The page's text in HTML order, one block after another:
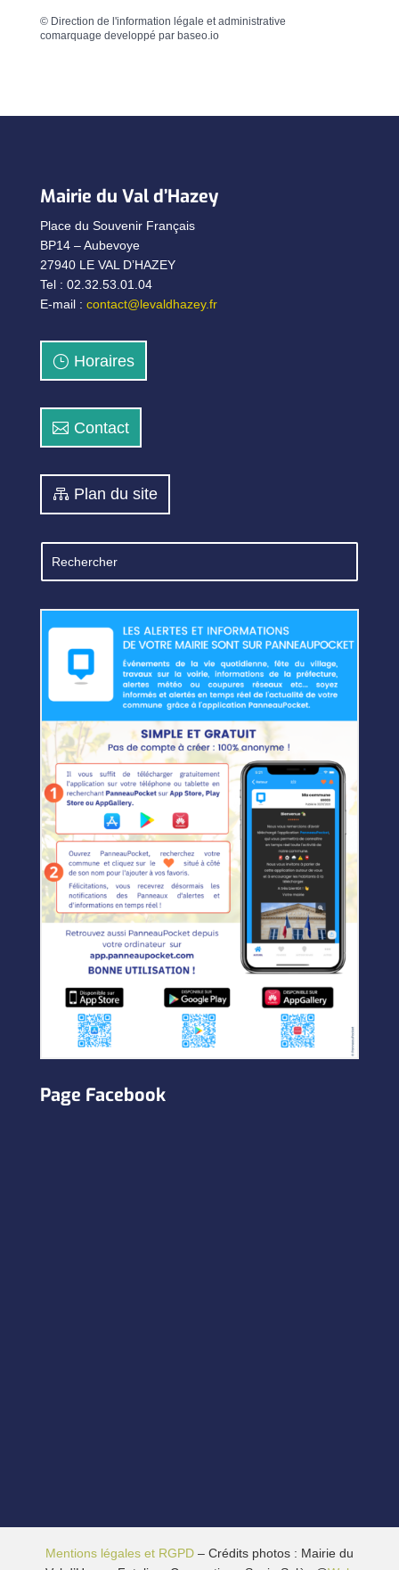
© Direction de l'information légale et administrative
comarquage developpé par baseo.io
Mairie du Val d’Hazey
Place du Souvenir Français
BP14 – Aubevoye
27940 LE VAL D’HAZEY
Tel : 02.32.53.01.04
E-mail : contact@levaldhazey.fr
Horaires
Contact
Plan du site
Page Facebook
Mentions légales et RGPD– Crédits photos : Mairie du